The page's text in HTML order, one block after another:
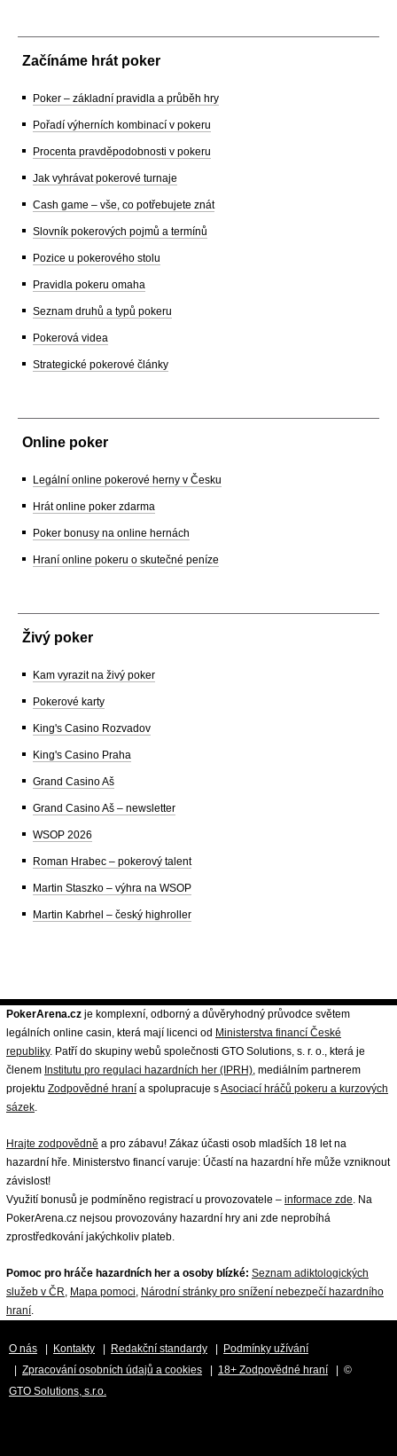
Začínáme hrát poker
Poker – základní pravidla a průběh hry
Pořadí výherních kombinací v pokeru
Procenta pravděpodobnosti v pokeru
Jak vyhrávat pokerové turnaje
Cash game – vše, co potřebujete znát
Slovník pokerových pojmů a termínů
Pozice u pokerového stolu
Pravidla pokeru omaha
Seznam druhů a typů pokeru
Pokerová videa
Strategické pokerové články
Online poker
Legální online pokerové herny v Česku
Hrát online poker zdarma
Poker bonusy na online hernách
Hraní online pokeru o skutečné peníze
Živý poker
Kam vyrazit na živý poker
Pokerové karty
King's Casino Rozvadov
King's Casino Praha
Grand Casino Aš
Grand Casino Aš – newsletter
WSOP 2026
Roman Hrabec – pokerový talent
Martin Staszko – výhra na WSOP
Martin Kabrhel – český highroller
PokerArena.cz je komplexní, odborný a důvěryhodný průvodce světem
legálních online casin, která mají licenci od Ministerstva financí České
republiky. Patří do skupiny webů společnosti GTO Solutions, s. r. o., která je
členem Institutu pro regulaci hazardních her (IPRH) , mediálním partnerem
projektu Zodpovědné hraní a spolupracuje sAsociací hráčů pokeru a kurzových
sázek
Hrajte zodpovědně a pro zábavu! Zákaz účasti osob mladších 18 let na
hazardní hře. Ministerstvo financí varuje: Účastí na hazardní hře může vzniknout
závislost!
Využití bonusů je podmíněno registrací u provozovatele – informace zde . Na
PokerArena.cz nejsou provozovány hazardní hry ani zde neprobíhá
zprostředkování jakýchkoliv plateb.
Pomoc pro hráče hazardních her a osoby blízké: Seznam adiktologických
služeb v ČR Mapa pomoci Národní stránky pro snížení nebezpečí hazardního
hraní
O nás | Kontakty | Redakční standardy | Podmínky užívání
| Zpracování osobních údajů a cookies | 18+ Zodpovědné hraní
| ©
GTO Solutions, s.r.o.